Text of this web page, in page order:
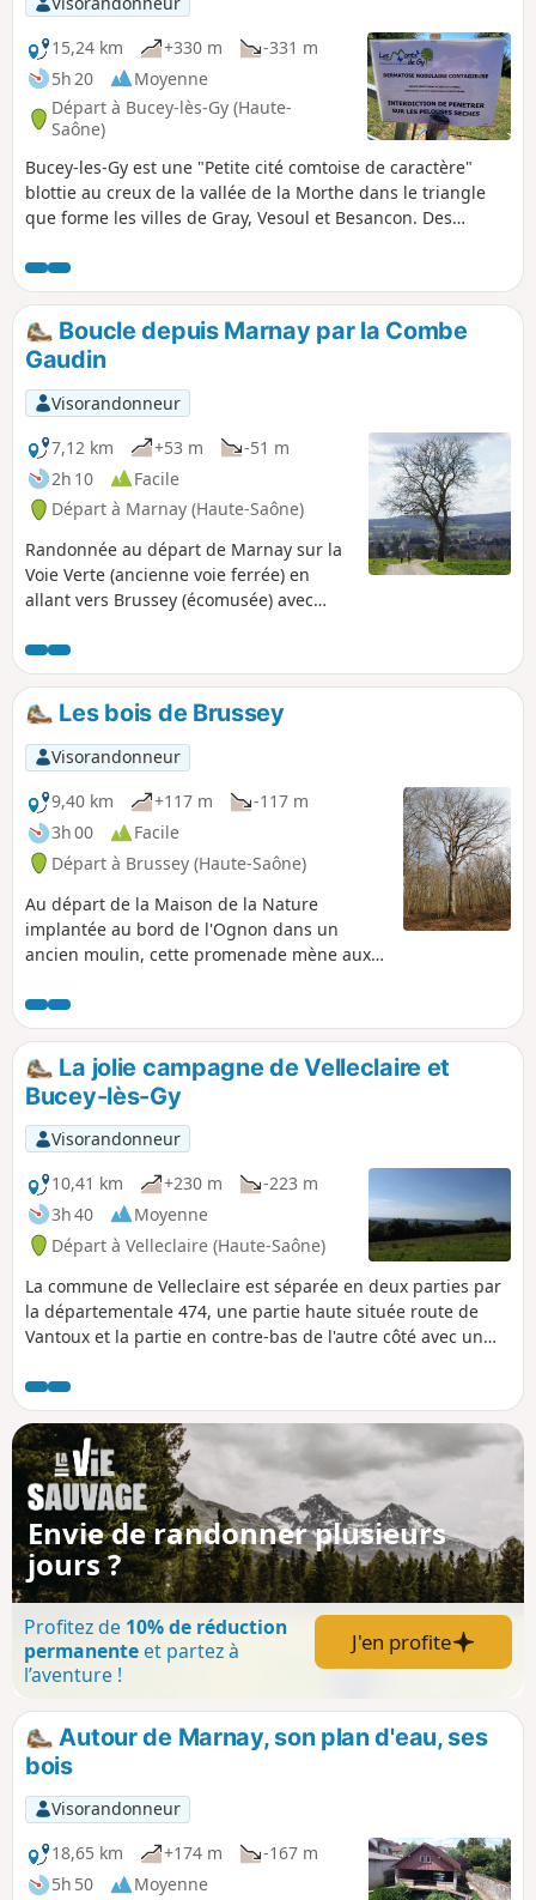
15,24 km
+330 m
-331 m
5h 20
Moyenne
Départ à Bucey-lès-Gy (Haute-
Saône)
Bucey-les-Gy est une "Petite cité comtoise de caractère"
blottie au creux de la vallée de la Morthe dans le triangle
que forme les villes de Gray, Vesoul et Besancon. Des
présence territoriale très ancienne à Bucey-les-Gy. Jusqu'en
1091, le village appartenait aux comtes de Bourgogne,
avant d'être cédé aux archevêques de Besançon. Le hameau
de Saint-Maurice, que vous traverserez lors de la balade, a
été en grande partie détruit en 1944, par représailles suite
à des actes de résistance.
Boucle depuis Marnay par la Combe
Gaudin
Visorandonneur
7,12 km
+53 m
-51 m
2h 10
Facile
Départ à Marnay (Haute-Saône)
Randonnée au départ de Marnay sur la
Voie Verte (ancienne voie ferrée) en
allant vers Brussey (écomusée) avec
Les bois de Brussey
Visorandonneur
9,40 km
+117 m
-117 m
3h 00
Facile
Départ à Brussey (Haute-Saône)
Au départ de la Maison de la Nature
implantée au bord de l'Ognon dans un
ancien moulin, cette promenade mène aux
panoramas sur le château de Ruffey et sur
l'Ognon.
La jolie campagne de Velleclaire et
Bucey-lès-Gy
Visorandonneur
10,41 km
+230 m
-223 m
3h 40
Moyenne
Départ à Velleclaire (Haute-Saône)
La commune de Velleclaire est séparée en deux parties par
la départementale 474, une partie haute située route de
Vantoux et la partie en contre-bas de l'autre côté avec un
découvrirez. Ce petit village de 105 habitants abrite une
charmante chapelle du 19ème siècle. L'habitat est
essentiellement composé de fermes agricoles dont
certaines possèdent de très belles entrées de caves et des
éléments d'architecture très intéressants.
Envie de randonner plusieurs
jours ?
Profitez de 10% de réduction
permanenteet partez à
l’aventure !
J'en profite
Autour de Marnay, son plan d'eau, ses
bois
Visorandonneur
18,65 km
+174 m
-167 m
5h 50
Moyenne